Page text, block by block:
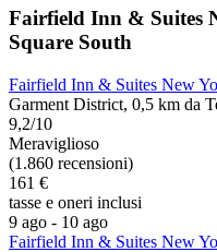
Fairfield Inn & Suites
Square South
Fairfield Inn & Suites New
Garment District, 0,5 km da
9,2/10
Meraviglioso
(1.860 recensioni)
161 €
tasse e oneri inclusi
9 ago - 10 ago
Fairfield Inn & Suites New